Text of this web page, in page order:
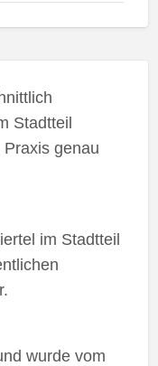
Stadtteil
genau
im Stadtteil
wurde vom